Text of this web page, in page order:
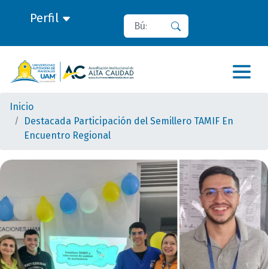
Perfil Buscar
Inicio
Destacada Participación del Semillero TAMIF En
Encuentro Regional